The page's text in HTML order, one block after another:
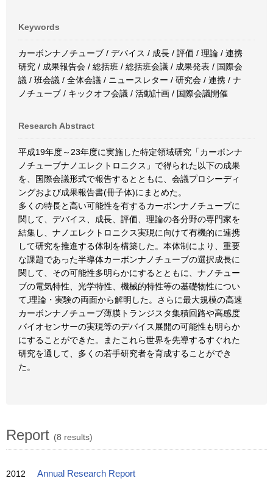
Keywords
カーボンナノチューブ / デバイス / 成長 / 評価 / 理論 / 連携
研究 / 成果報告会 / 総括班 / 総括班会議 / 成果発表 / 国際会
議 / 班会議 / 全体会議 / ニュースレター / 研究会 / 連携 / ナ
ノチューブ / キックオフ会議 / 活動計画 / 国際会議開催
Research Abstract
平成19年度～23年度に実施した特定領域研究「カーボンナ
ノチューブナノエレクトロニクス」で得られた以下の成果
を、国際会議形式で報告するとともに、会議プロシーディ
ングおよび成果報告書(冊子体)にまとめた。
多くの特長と高い可能性を有するカーボンナノチューブに
関して、デバイス、成長、評価、理論の各分野の専門家を
結集し、ナノエレクトロニクス実現に向けて有機的に連携
して研究を推進する体制を構築した。本体制により、重要
な課題であった半導体カーボンナノチューブの選択成長に
関して、その可能性多明らかにするとともに、ナノチュー
ブの電気特性、光学特性、機械的特性等の基礎物性につい
て,理論・実験の両面から解明した。さらに最大規模の高速
カーボンナノチューブ薄膜トランジスタ集積回路や高感度
バイオセンサーの実現等のデバイス展開の可能性も明らか
にすることができた。またこれら世界を先導するすぐれた
研究を通して、多くの若手研究者を育成することができ
た。
Report (8 results)
2012 Annual Research Report